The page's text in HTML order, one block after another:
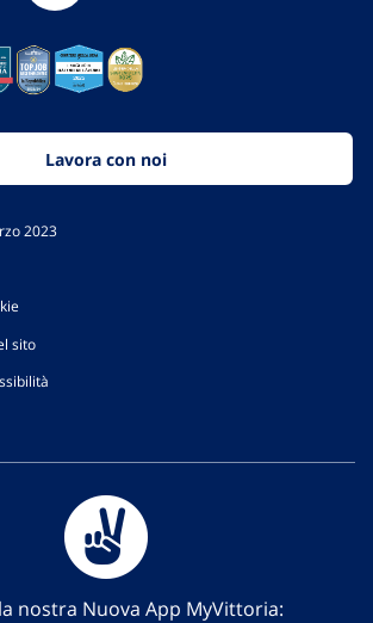
Lavora con noi
2023
sito
nostra Nuova App MyVittoria: